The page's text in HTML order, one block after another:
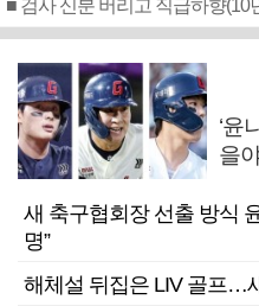
‘윤
을
새 축구협회장 선출 방식
명”
해체설 뒤집은 LIV 골프…